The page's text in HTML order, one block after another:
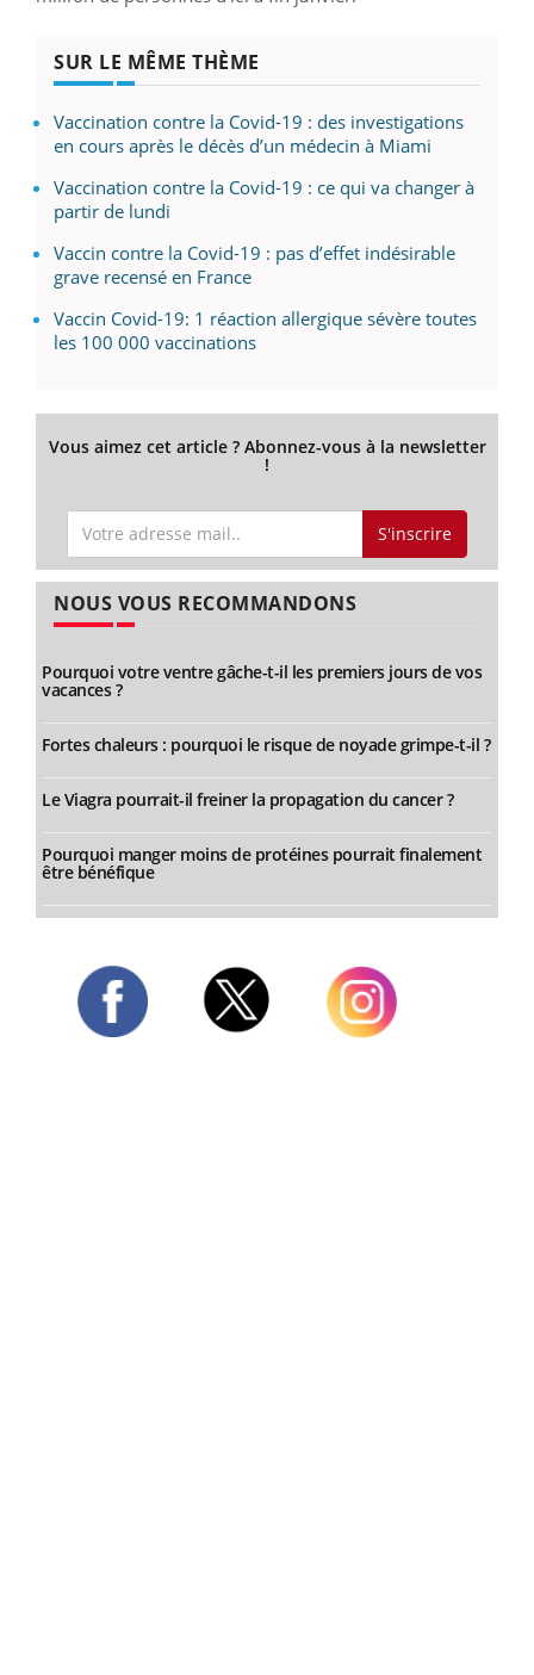
SUR LE MÊME THÈME
Vaccination contre la Covid-19 : des investigations
en cours après le décès d’un médecin à Miami
Vaccination contre la Covid-19 : ce qui va changer à
partir de lundi
Vaccin contre la Covid-19 : pas d’effet indésirable
grave recensé en France
Vaccin Covid-19: 1 réaction allergique sévère toutes
les 100 000 vaccinations
Vous aimez cet article ? Abonnez-vous à la newsletter
!
S'inscrire
NOUS VOUS RECOMMANDONS
Pourquoi votre ventre gâche-t-il les premiers jours de vos
vacances ?
Fortes chaleurs : pourquoi le risque de noyade grimpe-t-il ?
Le Viagra pourrait-il freiner la propagation du cancer ?
Pourquoi manger moins de protéines pourrait finalement
être bénéfique